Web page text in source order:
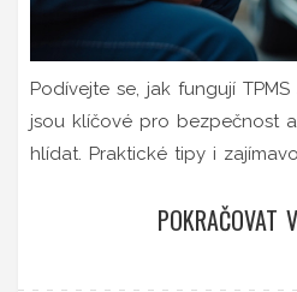
Podívejte se, jak fungují
jsou klíčové pro bezpečnost
hlídat. Praktické tipy i
POKRAČOVAT